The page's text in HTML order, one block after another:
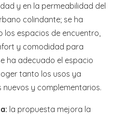
y en la permeabilidad del
colindante; se ha
espacios de encuentro,
y comodidad para
ha adecuado el espacio
tanto los usos ya
y complementarios.
la propuesta mejora la